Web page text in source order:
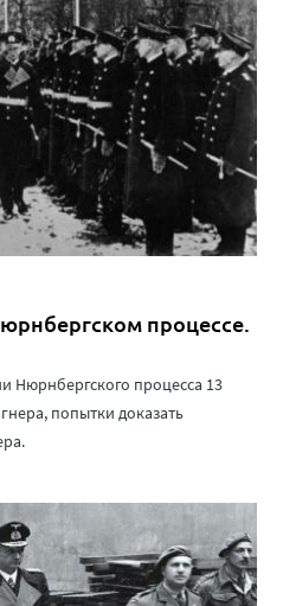
процессе.
Нюрнбергского процесса 13
попытки доказать